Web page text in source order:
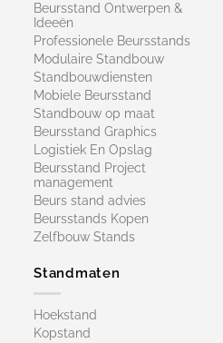
Beursstand Ontwerpen &
Ideeën
Professionele Beursstands
Modulaire Standbouw
Standbouwdiensten
Mobiele Beursstand
Standbouw op maat​
Beursstand Graphics
Logistiek En Opslag
Beursstand Project
management
Beurs stand advies
Beursstands Kopen
Zelfbouw Stands
Standmaten
Hoekstand
Kopstand